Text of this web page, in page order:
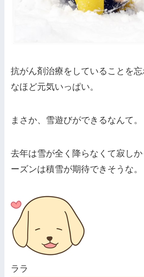
抗がん剤治療をしていることを
なほど元気いっぱい。
まさか、雪遊びができるなんて。
去年は雪が全く降らなくて寂し
ーズンは積雪が期待できそうな。
ララ